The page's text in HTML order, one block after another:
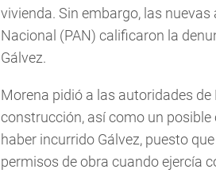
vivienda. Sin embargo, las
Nacional (PAN) calificaron la
Gálvez.
Morena pidió a las autoridades
construcción, así como un
haber incurrido Gálvez, puesto
permisos de obra cuando ejercía